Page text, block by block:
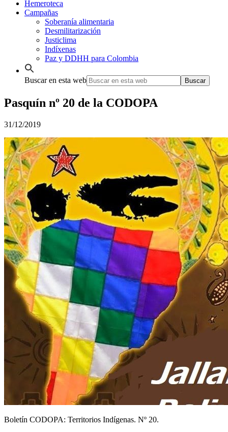
Hemeroteca
Campañas
Soberanía alimentaria
Desmilitarización
Justiclima
Indíxenas
Paz y DDHH para Colombia
Buscar en esta web
Pasquín nº 20 de la CODOPA
31/12/2019
Boletín CODOPA: Territorios Indígenas. Nº 20.